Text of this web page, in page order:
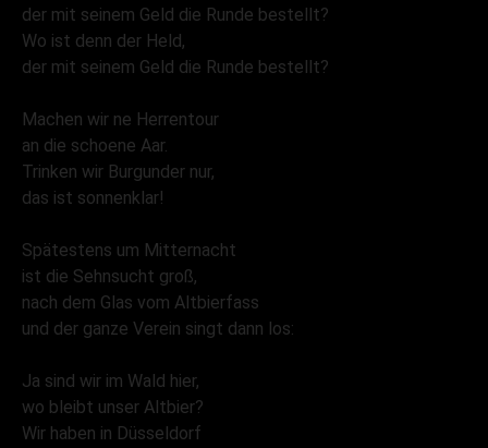
der mit seinem Geld die Runde bestellt?
Wo ist denn der Held,
der mit seinem Geld die Runde bestellt?
Machen wir ne Herrentour
an die schoene Aar.
Trinken wir Burgunder nur,
das ist sonnenklar!
Spätestens um Mitternacht
ist die Sehnsucht groß,
nach dem Glas vom Altbierfass
und der ganze Verein singt dann los:
Ja sind wir im Wald hier,
wo bleibt unser Altbier?
Wir haben in Düsseldorf